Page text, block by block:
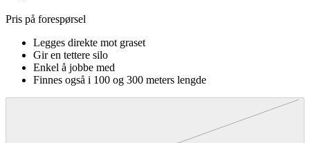
Pris på forespørsel
Legges direkte mot graset
Gir en tettere silo
Enkel å jobbe med
Finnes også i 100 og 300 meters lengde